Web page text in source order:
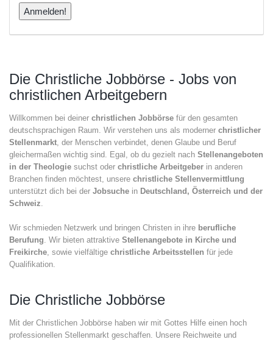
Die Christliche Jobbörse - Jobs von
christlichen Arbeitgebern
Willkommen bei deiner christlichen Jobbörse für den gesamten
deutschsprachigen Raum. Wir verstehen uns als moderner christlicher
Stellenmarkt, der Menschen verbindet, denen Glaube und Beruf
gleichermaßen wichtig sind. Egal, ob du gezielt nach Stellenangeboten
in der Theologie suchst oder christliche Arbeitgeber in anderen
Branchen finden möchtest, unsere christliche Stellenvermittlung
unterstützt dich bei der Jobsuche in Deutschland, Österreich und der
Schweiz.
Wir schmieden Netzwerk und bringen Christen in ihre berufliche
Berufung. Wir bieten attraktive Stellenangebote in Kirche und
Freikirche, sowie vielfältige christliche Arbeitsstellen für jede
Qualifikation.
Die Christliche Jobbörse
Mit der Christlichen Jobbörse haben wir mit Gottes Hilfe einen hoch
professionellen Stellenmarkt geschaffen. Unsere Reichweite und